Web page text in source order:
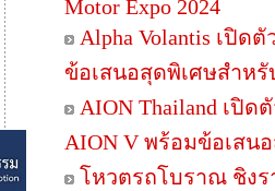
Motor Expo 2024
Alpha Volantis เปิด
ข้อเสนอสุดพิเศษสำห
AION Thailand เปิ
AION V พร้อมข้อเสน
โหวตรถโบราณ ชิงรา